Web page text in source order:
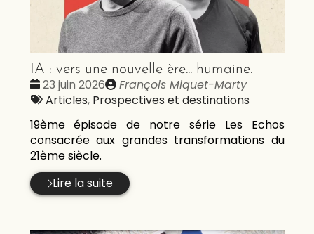
IA : vers une nouvelle ère... humaine.
Date
:
23 juin 2026
Publié
par
François Miquet-Marty
Tags
Articles, Prospectives et destinations
19ème épisode de notre série Les Echos
consacrée aux grandes transformations du
21ème siècle.
Lire la suite